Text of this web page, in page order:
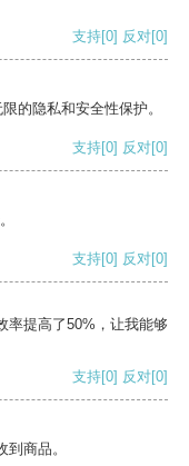
支持[0] 反对[0]
的隐私和安全性保护。
支持[0] 反对[0]
支持[0] 反对[0]
率提高了50%，让我能够
支持[0] 反对[0]
商品。